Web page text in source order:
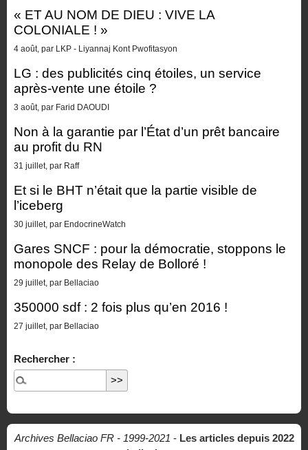
« ET AU NOM DE DIEU : VIVE LA
COLONIALE ! »
4 août, par LKP - Liyannaj Kont Pwofitasyon
LG : des publicités cinq étoiles, un service
après-vente une étoile ?
3 août, par Farid DAOUDI
Non à la garantie par l’État d’un prêt bancaire
au profit du RN
31 juillet, par Raff
Et si le BHT n’était que la partie visible de
l’iceberg
30 juillet, par EndocrineWatch
Gares SNCF : pour la démocratie, stoppons le
monopole des Relay de Bolloré !
29 juillet, par Bellaciao
350000 sdf : 2 fois plus qu’en 2016 !
27 juillet, par Bellaciao
Rechercher :
Archives Bellaciao FR - 1999-2021 - Les articles depuis 2022